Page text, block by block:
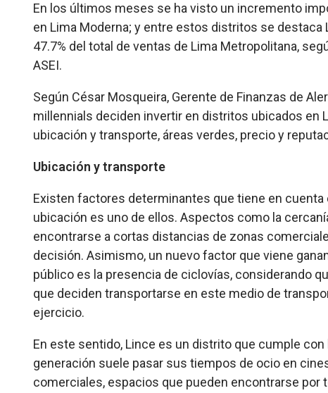
En los últimos meses se ha visto un incremento
en Lima Moderna; y entre estos distritos se
47.7% del total de ventas de Lima Metropolitana,
ASEI.
Según César Mosqueira, Gerente de Finanzas de
millennials deciden invertir en distritos ubicados en
ubicación y transporte, áreas verdes, precio y
Ubicación y transporte
Existen factores determinantes que tiene en
ubicación es uno de ellos. Aspectos como la
encontrarse a cortas distancias de zonas
decisión. Asimismo, un nuevo factor que viene
público es la presencia de ciclovías, considerando
que deciden transportarse en este medio de
ejercicio.
En este sentido, Lince es un distrito que cumple
generación suele pasar sus tiempos de ocio en
comerciales, espacios que pueden encontrarse por